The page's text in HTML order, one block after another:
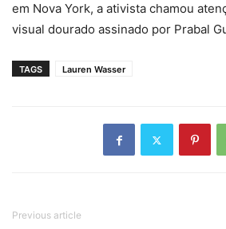
em Nova York, a ativista chamou
visual dourado assinado por Prabal
TAGS Lauren Wasser
Previous article